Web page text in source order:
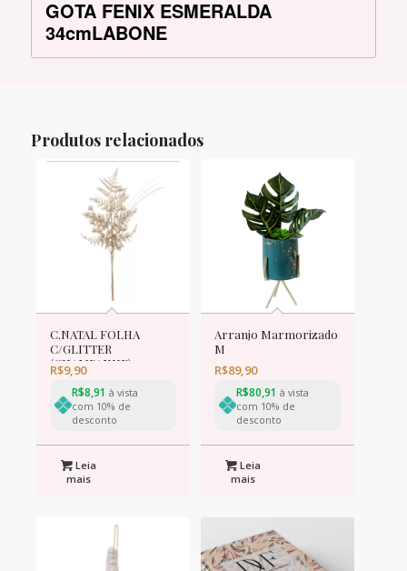
GOTA FENIX ESMERALDA
34cmLABONE
Produtos relacionados
C.NATAL FOLHA
C/GLITTER
(CHAMPANHE) 34cm
(FLORARTE) Vol. 1
R$9,90
R$8,91 à vista
com 10% de
desconto
Leia
mais
Arranjo Marmorizado
M
R$89,90
R$80,91 à vista
com 10% de
desconto
Leia
mais